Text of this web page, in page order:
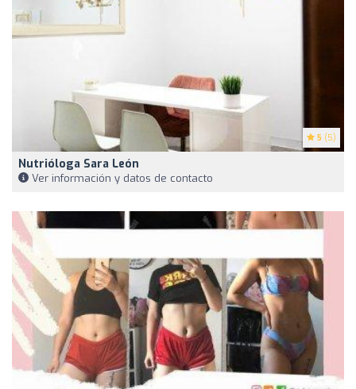
5 (5)
Nutrióloga Sara León
Ver información y datos de contacto